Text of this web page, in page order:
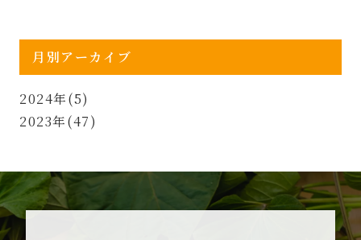
月別アーカイブ
2024年(5)
2023年(47)